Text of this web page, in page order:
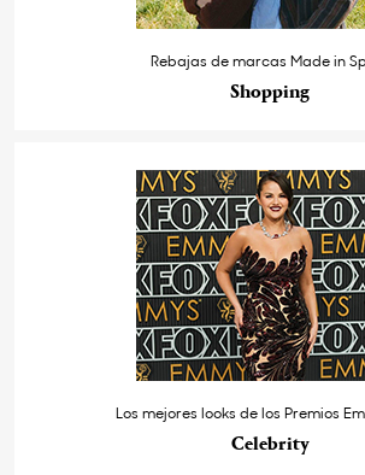
Rebajas de marcas Made in
Shopping
Los mejores looks de los Premios
Celebrity